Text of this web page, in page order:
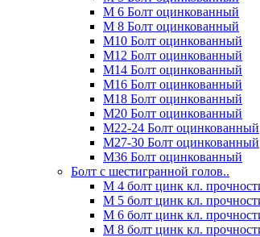
М 6 Болт оцинкованный
М 8 Болт оцинкованный
М10 Болт оцинкованный
М12 Болт оцинкованный
М14 Болт оцинкованный
М16 Болт оцинкованный
М18 Болт оцинкованный
М20 Болт оцинкованный
М22-24 Болт оцинкованный
М27-30 Болт оцинкованный
М36 Болт оцинкованный
Болт с шестигранной голов..
М 4 болт цинк кл.
М 5 болт цинк кл.
М 6 болт цинк кл.
М 8 болт цинк кл.